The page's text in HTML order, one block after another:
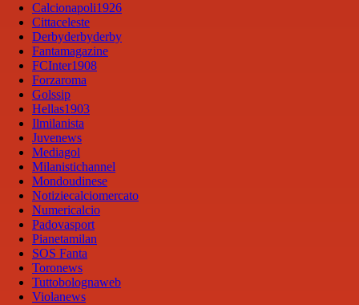
Calcionapoli1926
Cittaceleste
Derbyderbyderby
Fantamagazine
FCInter1908
Forzaroma
Golssip
Hellas1903
Ilmilanista
Juvenews
Mediagol
Milanistichannel
Mondoudinese
Notiziecalciomercato
Numericalcio
Padovasport
Pianetamilan
SOS Fanta
Toronews
Tuttobolognaweb
Violanews